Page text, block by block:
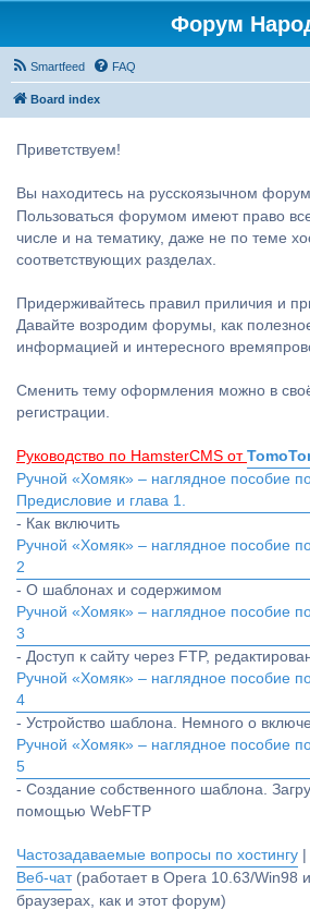
Форум
Smartfeed FAQ
Board index
Приветствуем!
Вы находитесь на русскоязычном
Пользоваться форумом имеют право
числе и на тематику, даже не по теме
соответствующих разделах.
Придерживайтесь правил приличия и
Давайте возродим форумы, как
информацией и интересного
Сменить тему оформления можно в
регистрации.
Руководство по HamsterCMS от
Ручной «Хомяк» – наглядное пособие
Предисловие и глава 1.
- Как включить
Ручной «Хомяк» – наглядное пособие
2
- О шаблонах и содержимом
Ручной «Хомяк» – наглядное пособие
3
- Доступ к сайту через FTP,
Ручной «Хомяк» – наглядное пособие
4
- Устройство шаблона. Немного о
Ручной «Хомяк» – наглядное пособие
5
- Создание собственного шаблона.
помощью WebFTP
Частозадаваемые вопросы по хостингу
Веб-чат(работает в Opera 10.63/Win98
браузерах, как и этот форум)